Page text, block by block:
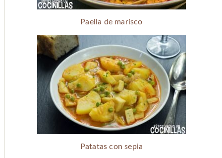
Paella de marisco
Patatas con sepia